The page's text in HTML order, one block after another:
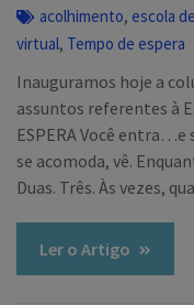
acolhimento, escola
virtual, Tempo de espera
Inauguramos hoje a
assuntos referentes à
ESPERA Você
se acomoda, vê.
Duas. Três. Às vezes,
Ler o Artigo